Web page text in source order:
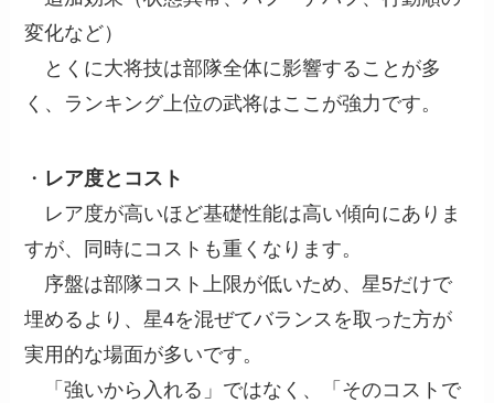
変化など）
とくに大将技は部隊全体に影響することが多
く、ランキング上位の武将はここが強力です。
・ レア度とコスト
レア度が高いほど基礎性能は高い傾向にありま
すが、同時にコストも重くなります。
序盤は部隊コスト上限が低いため、星5だけで
埋めるより、星4を混ぜてバランスを取った方が
実用的な場面が多いです。
「強いから入れる」ではなく、「そのコストで